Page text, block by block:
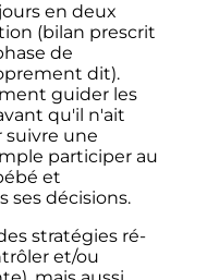
en deux
(bilan prescrit
de
dit).
guider les
qu'il n'ait
une
participer au
et
ses décisions.
stratégies ré-
et/ou